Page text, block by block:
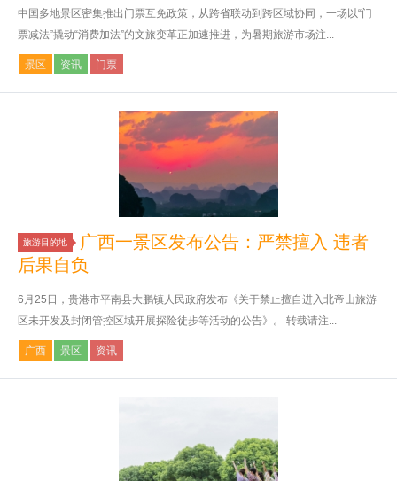
中国多地景区密集推出门票互免政策，从跨省联动到跨区域协同，一场以“门
票减法”撬动“消费加法”的文旅变革正加速推进，为暑期旅游市场注...
景区 资讯 门票
旅游目的地
广西一景区发布公告：严禁擅入 违者
后果自负
6月25日，贵港市平南县大鹏镇人民政府发布《关于禁止擅自进入北帝山旅游
区未开发及封闭管控区域开展探险徒步等活动的公告》。 转载请注...
广西 景区 资讯